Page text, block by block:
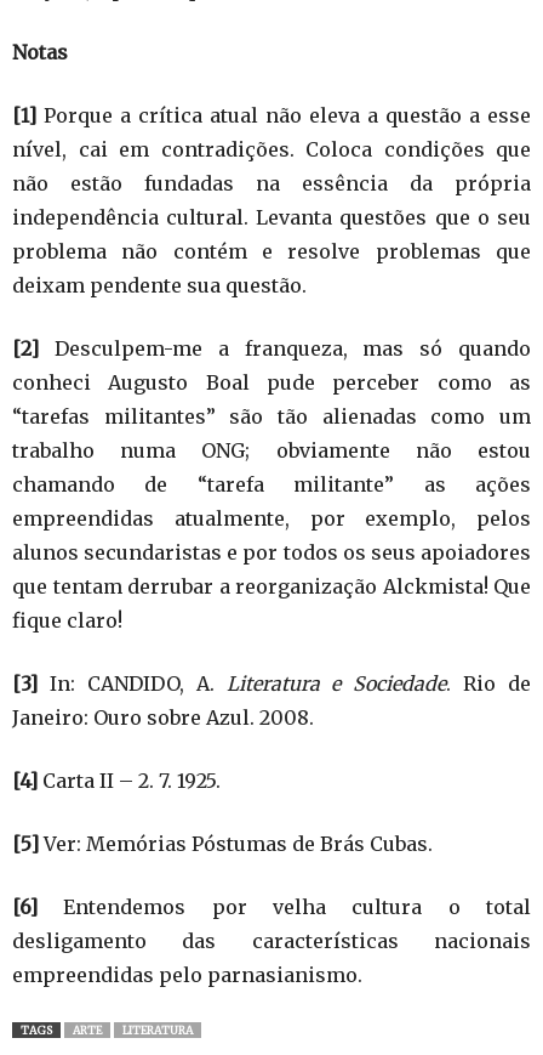
Notas
[1] Porque a crítica atual não eleva a questão a esse
nível, cai em contradições. Coloca condições que
não estão fundadas na essência da própria
independência cultural. Levanta questões que o seu
problema não contém e resolve problemas que
deixam pendente sua questão.
[2] Desculpem-me a franqueza, mas só quando
conheci Augusto Boal pude perceber como as
“tarefas militantes” são tão alienadas como um
trabalho numa ONG; obviamente não estou
chamando de “tarefa militante” as ações
empreendidas atualmente, por exemplo, pelos
alunos secundaristas e por todos os seus apoiadores
que tentam derrubar a reorganização Alckmista! Que
fique claro!
[3] In: CANDIDO, A. Literatura e Sociedade. Rio de
Janeiro: Ouro sobre Azul. 2008.
[4] Carta II – 2. 7. 1925.
[5]Ver: Memórias Póstumas de Brás Cubas.
[6] Entendemos por velha cultura o total
desligamento das características nacionais
empreendidas pelo parnasianismo.
TAGS ARTE LITERATURA